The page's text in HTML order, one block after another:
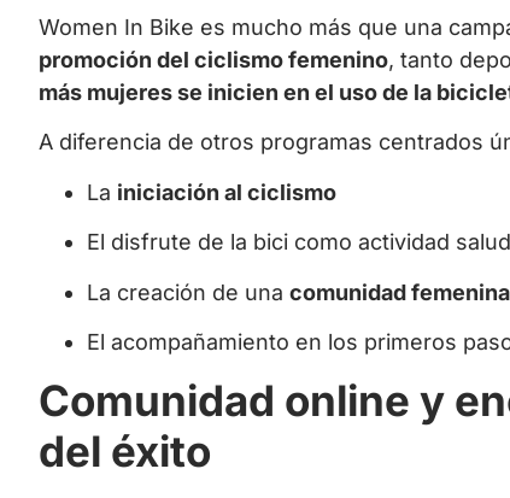
Women In Bike es mucho más que una
promoción del ciclismo femenino, tanto
más mujeres se inicien en el uso de la
A diferencia de otros programas centrados
La iniciación al ciclismo
El disfrute de la bici como actividad
La creación de una comunidad
El acompañamiento en los primeros
Comunidad online y
del éxito